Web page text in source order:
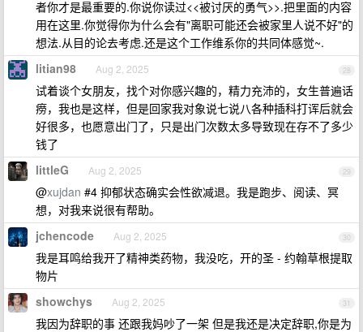
者你才是最重要的.你说你读过<<被讨厌的勇气>>.把里面的内容
用在这里.你觉得你为什么会有"离职可能还会被家里人说不好"的
想法.从目的论去考虑.还是这个工作维系你的共同体感觉~.
28
litian98 Aug 2, 2025
试着谈个女朋友，找个对你感兴趣的，精力充沛的，女生普遍话
痨，我也是这样，但是回家我对象说七说八各种插科打诨后就会
好很多，也愿意出门了，只是出门次数太多导致现在存不了多少
钱了
29
littleG Aug 2, 2025
@xujdan #4 抑郁状态确实会性欲减退。我是跑步、阅读、冥
想，对我来说很有帮助。
30
jchencode Aug 2, 2025
我是耳鸣给我开了精神类药物，我没吃，开的圣 - 约翰草根提取
物片
31
showchys Aug 2, 2025
我因为辞职的事 还跟我妈吵了一架 但是我还是决定辞职,你是为